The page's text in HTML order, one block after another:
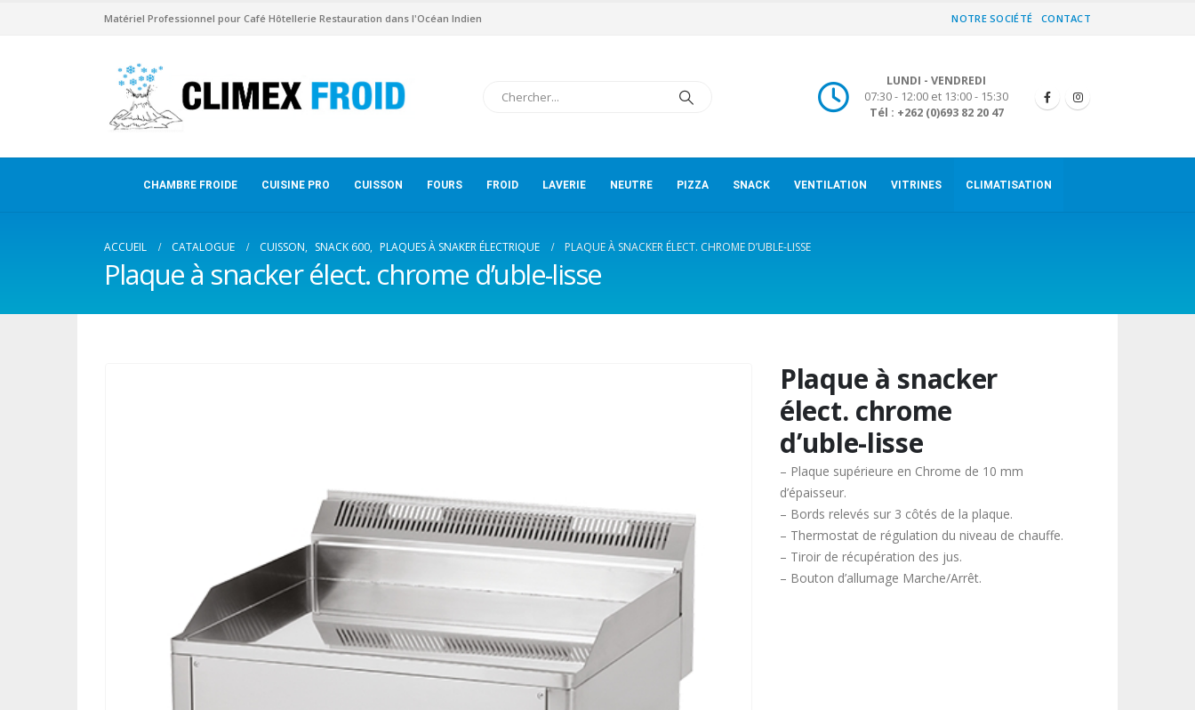
Matériel Professionnel pour Café Hôtellerie Restauration dans l'Océan Indien NOTRE SOCIÉTÉ CONTACT
LUNDI - VENDREDI
07:30 - 12:00 et 13:00 - 15:30
Tél : +262 (0)693 82 20 47
CHAMBRE FROIDE CUISINE PRO CUISSON FOURS FROID LAVERIE NEUTRE PIZZA SNACK VENTILATION VITRINES CLIMATISATION
ACCUEIL CATALOGUE CUISSON, SNACK 600, PLAQUES À SNAKER ÉLECTRIQUE PLAQUE À SNACKER ÉLECT. CHROME D’UBLE-LISSE
Plaque à snacker élect. chrome d’uble-lisse
Plaque à snacker
élect. chrome
d’uble-lisse
– Plaque supérieure en Chrome de 10 mm
d’épaisseur.
– Bords relevés sur 3 côtés de la plaque.
– Thermostat de régulation du niveau de chauffe.
– Tiroir de récupération des jus.
– Bouton d’allumage Marche/Arrêt.